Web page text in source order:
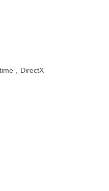
，DirectX